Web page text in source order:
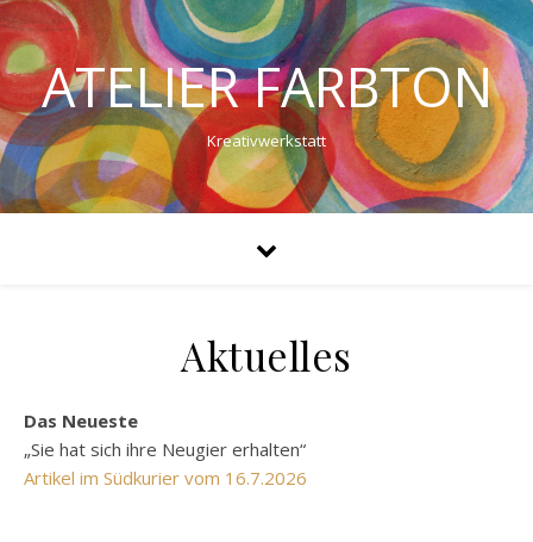
ATELIER FARBTON
Kreativwerkstatt
Aktuelles
Das Neueste
„Sie hat sich ihre Neugier erhalten“
Artikel im Südkurier vom 16.7.2026